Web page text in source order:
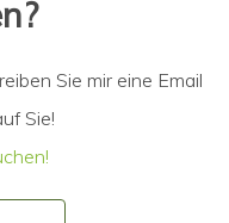
Sie mir eine Email
Sie!